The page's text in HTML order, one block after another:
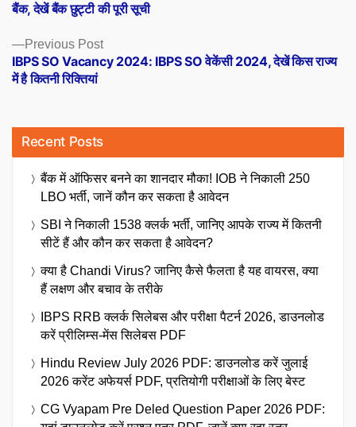
Previous PostPrevious
post:
IBPS SO Vacancy 2024: IBPS SO वेकेंसी 2024, देखें किस राज्य
में है कितनी रिक्तियां
बैंक, देखें बैंक छुट्टी की पूरी सूची
Recent Posts
बैंक में ऑफिसर बनने का शानदार मौका! IOB ने निकाली 250
LBO भर्ती, जानें कौन कर सकता है आवेदन
SBI ने निकाली 1538 क्लर्क भर्ती, जानिए आपके राज्य में कितनी
सीटें हैं और कौन कर सकता है आवेदन?
क्या है Chandi Virus? जानिए कैसे फैलता है यह वायरस, क्या
हैं लक्षण और बचाव के तरीके
IBPS RRB क्लर्क सिलेबस और परीक्षा पैटर्न 2026, डाउनलोड
करें प्रीलिम्स-मेंस सिलेबस PDF
Hindu Review July 2026 PDF: डाउनलोड करें जुलाई
2026 करेंट अफेयर्स PDF, प्रतियोगी परीक्षाओं के लिए बेस्ट
CG Vyapam Pre Deled Question Paper 2026 PDF: